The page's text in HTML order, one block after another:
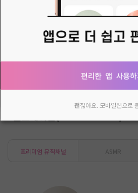
💛뿌미💛님의 새
프리미엄 뮤직채널
다시 열지 않음
괜찮아요. 모바일웹으로